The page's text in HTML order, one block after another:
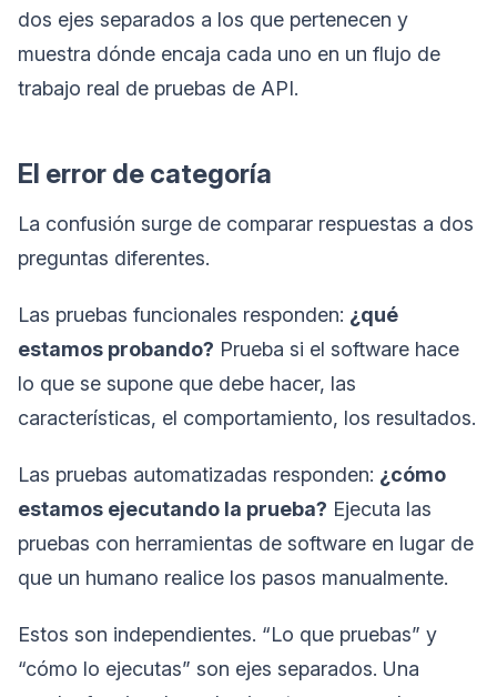
dos ejes separados a los que pertenecen y
muestra dónde encaja cada uno en un flujo de
trabajo real de pruebas de API.
El error de categoría
La confusión surge de comparar respuestas a dos
preguntas diferentes.
Las pruebas funcionales responden: ¿qué
estamos probando? Prueba si el software hace
lo que se supone que debe hacer, las
características, el comportamiento, los resultados.
Las pruebas automatizadas responden: ¿cómo
estamos ejecutando la prueba? Ejecuta las
pruebas con herramientas de software en lugar de
que un humano realice los pasos manualmente.
Estos son independientes. “Lo que pruebas” y
“cómo lo ejecutas” son ejes separados. Una